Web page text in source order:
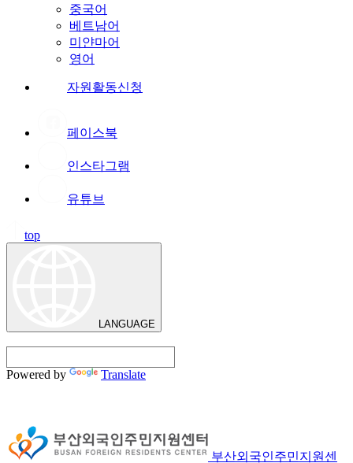
중국어
베트남어
미얀마어
영어
자원활동신청
페이스북
인스타그램
유튜브
top
LANGUAGE
Powered by Translate
부산외국인주민지원센